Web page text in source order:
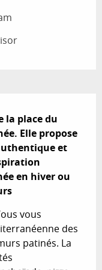
la place du
Elle propose
et
en hiver ou
vous
des
patinés. La